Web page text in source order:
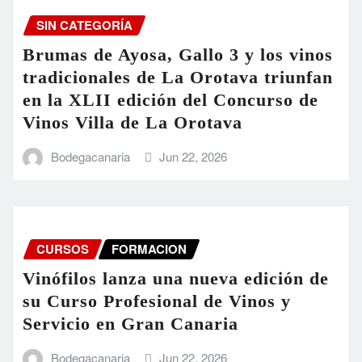
SIN CATEGORÍA
Brumas de Ayosa, Gallo 3 y los vinos
tradicionales de La Orotava triunfan
en la XLII edición del Concurso de
Vinos Villa de La Orotava
Bodegacanaria Jun 22, 2026
CURSOS FORMACION
Vinófilos lanza una nueva edición de
su Curso Profesional de Vinos y
Servicio en Gran Canaria
Bodegacanaria Jun 22, 2026